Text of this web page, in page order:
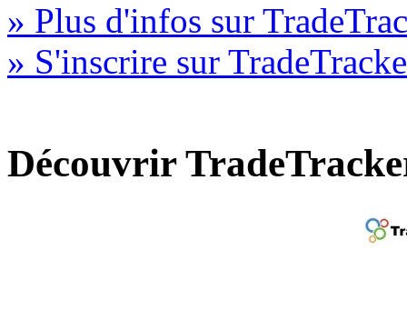
» Plus d'infos sur
» S'inscrire sur
Découvrir